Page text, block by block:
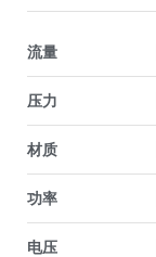
流量
压力
材质
功率
电压